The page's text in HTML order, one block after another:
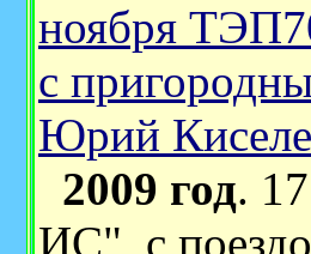
ноября
с
Юрий
2009 год.
ИС" с